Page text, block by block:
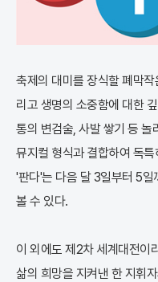
축제의 대미를 장식할 폐막
리고 생명의 소중함에 대한
통의 변검술, 사발 쌓기 등 놀
뮤지컬 형식과 결합하여 독
'판다'는 다음 달 3일부터 5
볼 수 있다.
이 외에도 제2차 세계대전이
삶의 희망을 지켜낸 한 지휘